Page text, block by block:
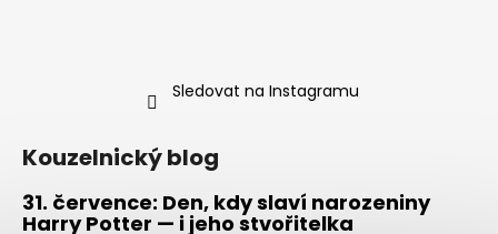
Sledovat na Instagramu
Kouzelnický blog
31. července: Den, kdy slaví narozeniny
Harry Potter — i jeho stvořitelka